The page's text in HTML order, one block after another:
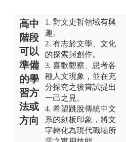
高中
階段
可以
準備
的學
習方
法或
方向
1. 對文史哲領域有興
趣。
2. 有志於文學、文化
的探索與創作。
3. 喜歡觀察、思考各
種人文現象，並在充
分探究之後嘗試提出
一己之見。
4. 希望跳脫傳統中文
系的刻板印象，將文
字轉化為現代職場所